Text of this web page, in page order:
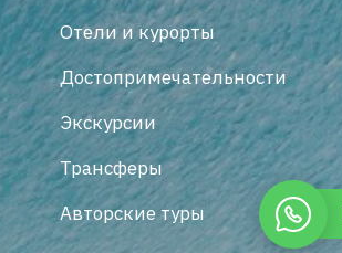
Отели и курорты
Достопримечательности
Экскурсии
Трансферы
Авторские туры